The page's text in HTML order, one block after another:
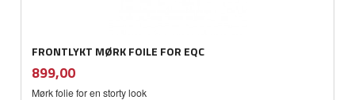
FRONTLYKT MØRK FOILE FOR EQC
Pris
899,00mva.
Mørk folie for en storty look